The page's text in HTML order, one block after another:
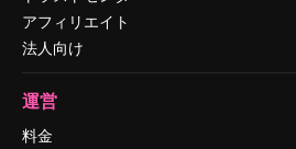
アフィリエイト
法人向け
運営
料金